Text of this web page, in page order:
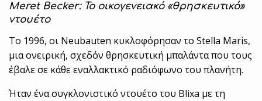
Meret Becker: Το οικογενειακό «θρησκευτικό»
ντουέτο
Το 1996, οι Neubauten κυκλοφόρησαν το Stella Maris,
μια ονειρική, σχεδόν θρησκευτική μπαλάντα που τους
έβαλε σε κάθε εναλλακτικό ραδιόφωνο του πλανήτη.
Ήταν ένα συγκλονιστικό ντουέτο του Blixa με τη